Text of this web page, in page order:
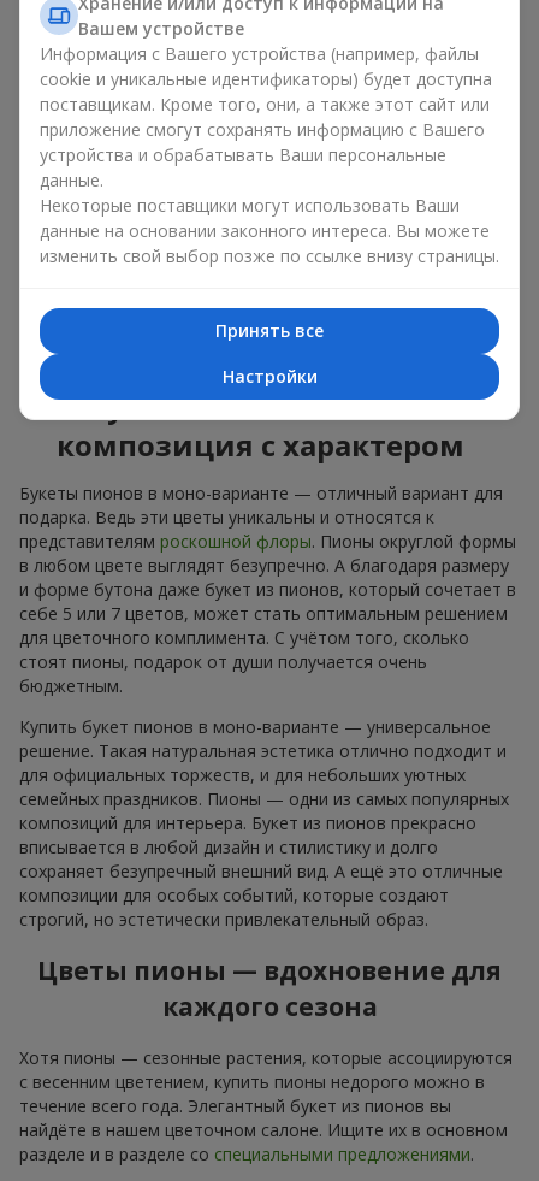
событий:
мягкие розовые оттенки — идеально подойдут, как
цветы на день рождения;
коралловые — романтический презент и цветы для
вдохновения любимой женщине;
белые пионы — универсальное решение как для
личного выразительного подарка, так и для изящного
варианта для корпоративных событий.
Выбирайте оригинальные дизайнерские букеты пионов или
цветов с доставкой, чтобы ваш подарок с изысканным
ароматом оказался незабываемым.
Букет пионов — моно-
композиция с характером
Букеты пионов в моно-варианте — отличный вариант для
подарка. Ведь эти цветы уникальны и относятся к
представителям роскошной флоры. Пионы округлой формы
в любом цвете выглядят безупречно. А благодаря размеру
и форме бутона даже букет из пионов, который сочетает в
себе 5 или 7 цветов, может стать оптимальным решением
для цветочного комплимента. С учётом того, сколько
стоят пионы, подарок от души получается очень
бюджетным.
Купить букет пионов в моно-варианте — универсальное
решение. Такая натуральная эстетика отлично подходит и
для официальных торжеств, и для небольших уютных
семейных праздников. Пионы — одни из самых популярных
композиций для интерьера. Букет из пионов прекрасно
вписывается в любой дизайн и стилистику и долго
сохраняет безупречный внешний вид. А ещё это отличные
композиции для особых событий, которые создают
строгий, но эстетически привлекательный образ.
Цветы пионы — вдохновение для
каждого сезона
Хотя пионы — сезонные растения, которые ассоциируются
с весенним цветением, купить пионы недорого можно в
течение всего года. Элегантный букет из пионов вы
найдёте в нашем цветочном салоне. Ищите их в основном
разделе и в разделе со специальными предложениями.
Вашем устройстве
Информация с Вашего устройства (например, файлы
cookie и уникальные идентификаторы) будет доступна
поставщикам. Кроме того, они, а также этот сайт или
приложение смогут сохранять информацию с Вашего
устройства и обрабатывать Ваши персональные
данные.
Некоторые поставщики могут использовать Ваши
данные на основании законного интереса. Вы можете
изменить свой выбор позже по ссылке внизу страницы.
Принять все
Настройки